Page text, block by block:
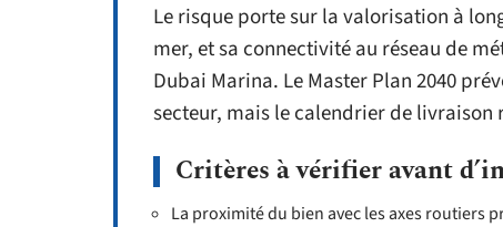
Le risque porte sur la valorisation à
mer, et sa connectivité au réseau de
Dubai Marina. Le Master Plan 2040
secteur, mais le calendrier de livraison
Critères à vérifier avant
La proximité du bien avec les axes routiers